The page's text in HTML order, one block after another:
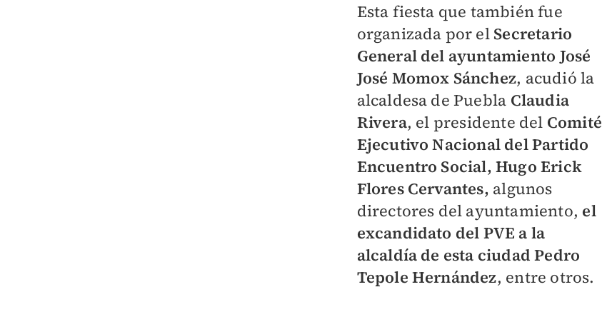
Esta fiesta que también fue
organizada por el Secretario
General del ayuntamiento José
José Momox Sánchez, acudió la
alcaldesa de Puebla Claudia
Rivera, el presidente del Comité
Ejecutivo Nacional del Partido
Encuentro Social, Hugo Erick
Flores Cervantes, algunos
directores del ayuntamiento, el
excandidato del PVE a la
alcaldía de esta ciudad Pedro
Tepole Hernández, entre otros.